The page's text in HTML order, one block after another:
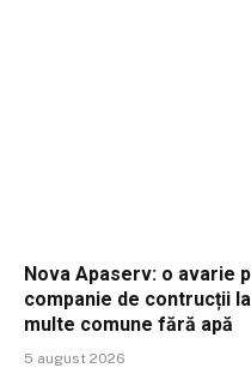
Nova Apaserv: o avarie
companie de contrucții
multe comune fără apă
5 august 2026